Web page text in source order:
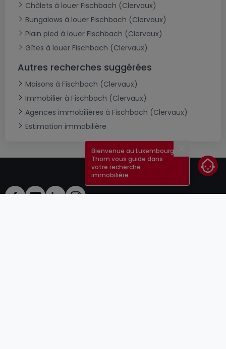
Châlets à louer Fischbach (Clervaux)
Bungalows à louer Fischbach (Clervaux)
Plain pied à louer Fischbach (Clervaux)
Gîtes à louer Fischbach (Clervaux)
Autres recherches suggérées
Maisons à Fischbach (Clervaux)
Immobilier à Fischbach (Clervaux)
Agences immobilières à Fischbach (Clervaux)
Estimation immobilière
Fermer
Bienvenue au Luxembourg !
Thom vous guide dans
votre recherche
immobilière.